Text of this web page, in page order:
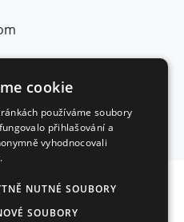
cookie
používáme soubory
přihlašování a
vyhodnocovali
NUTNÉ SOUBORY
SOUBORY